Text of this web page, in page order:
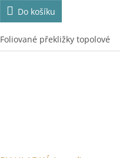
Do košíku
Foliované překližky topolové